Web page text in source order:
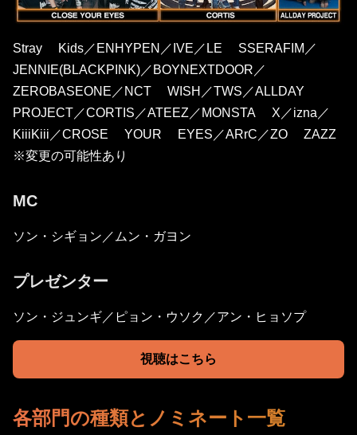
Stray Kids／ENHYPEN／IVE／LE SSERAFIM／
JENNIE(BLACKPINK)／BOYNEXTDOOR／
ZEROBASEONE／NCT WISH／TWS／ALLDAY
PROJECT／CORTIS／ATEEZ／MONSTA X／izna／
KiiiKiii／CROSE YOUR EYES／ARrC／ZO ZAZZ
※変更の可能性あり
MC
ソン・シギョン／ムン・ガヨン
プレゼンター
ソン・ジュンギ／ピョン・ウソク／アン・ヒョソプ
視聴はこちら
各部門の種類とノミネート一覧